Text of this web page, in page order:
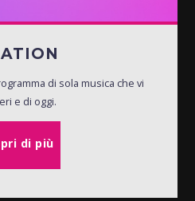
di sola musica che vi
e di oggi.
di più